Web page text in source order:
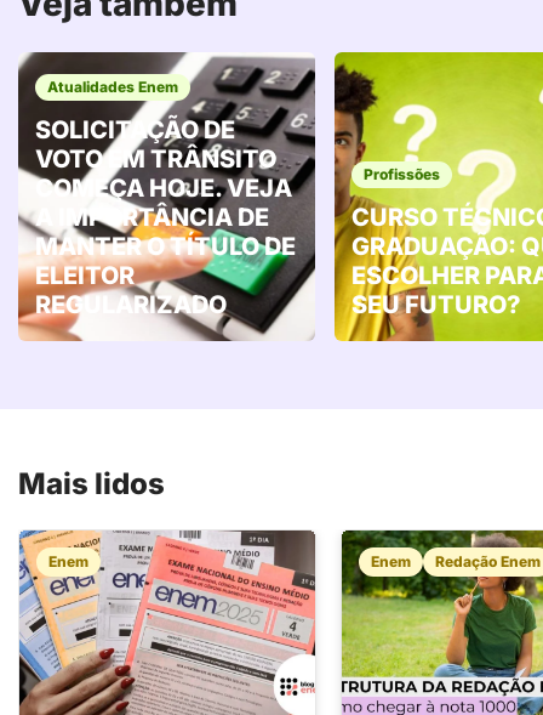
Atualidades Enem
SOLICITAÇÃO DE
VOTO EM TRÂNSITO
COMEÇA HOJE. VEJA
A IMPORTÂNCIA DE
MANTER O TÍTULO DE
ELEITOR
REGULARIZADO
Profissões
CURSO
GRADUAÇÃO:
ESCOLHER
SEU FUTURO?
Mais lidos
Enem Enem Redação Enem